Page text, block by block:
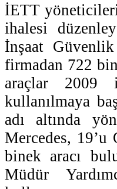
İETT
ihalesi
İnşaat
firmadan 722
araçlar 2009
kullanılmaya
adı altında
Mercedes,
binek aracı
Müdür